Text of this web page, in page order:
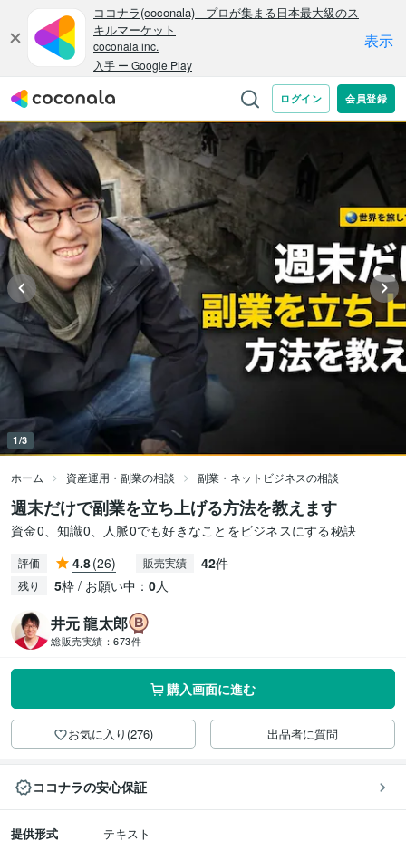
1/3
ホーム 資産運用・副業の相談 副業・ネットビジネスの相談
週末だけで副業を立ち上げる方法を教えます
資金0、知識0、人脈0でも好きなことをビジネスにする秘訣
評価 4.8(26) 販売実績 42件
残り 5枠 / お願い中： 0人
井元 龍太郎
総販売実績： 673件
購入画面に進む
お気に入り(276) 出品者に質問
ココナラの安心保証
提供形式
テキスト